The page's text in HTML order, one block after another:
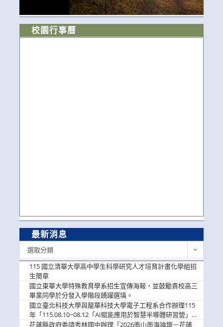
校園行事曆
最新消息
選取分類
115 國立清華大學高中學生科學研究人才培育計畫化學組招
生簡章
國立東華大學特殊教育學系招生宣傳海報，並鼓勵貴校高三
畢業同學於分發入學階段踴躍選填。
國立臺北科技大學與龍華科技大學電子工程系合作辦理115
年「115.08.10~08.12「AI賦能應用於智慧半導體研習營」，
歡迎學生踴躍報名參加
花蓮縣政府委請秀林國中辦理「2026面山面海論壇－花蓮